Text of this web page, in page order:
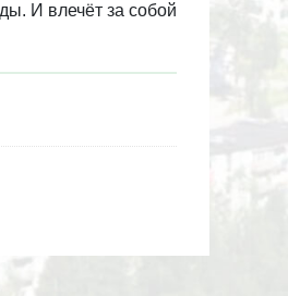
И влечёт за собой